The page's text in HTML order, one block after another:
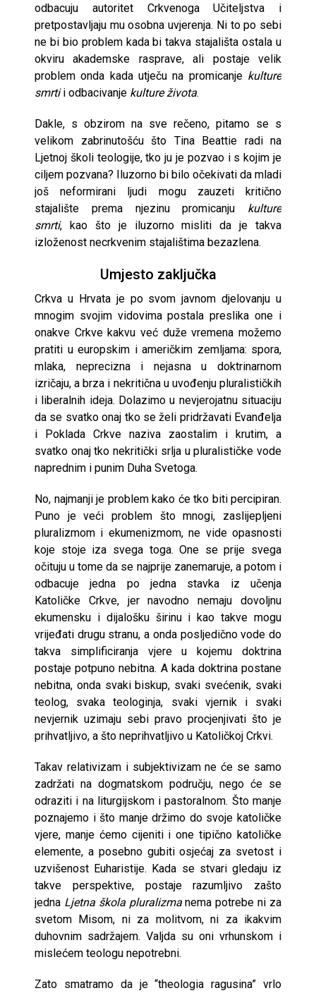
odbacuju autoritet Crkvenoga Učiteljstva i
pretpostavljaju mu osobna uvjerenja. Ni to po sebi
ne bi bio problem kada bi takva stajališta ostala u
okviru akademske rasprave, ali postaje velik
problem onda kada utječu na promicanje kulture
smrtii odbacivanje kulture života.
Dakle, s obzirom na sve rečeno, pitamo se s
velikom zabrinutošću što Tina Beattie radi na
Ljetnoj školi teologije, tko ju je pozvao i s kojim je
ciljem pozvana? Iluzorno bi bilo očekivati da mladi
još neformirani ljudi mogu zauzeti kritično
stajalište prema njezinu promicanju kulture
smrti, kao što je iluzorno misliti da je takva
izloženost necrkvenim stajalištima bezazlena.
Umjesto zaključka
Crkva u Hrvata je po svom javnom djelovanju u
mnogim svojim vidovima postala preslika one i
onakve Crkve kakvu već duže vremena možemo
pratiti u europskim i američkim zemljama: spora,
mlaka, neprecizna i nejasna u doktrinarnom
izričaju, a brza i nekritična u uvođenju pluralističkih
i liberalnih ideja. Dolazimo u nevjerojatnu situaciju
da se svatko onaj tko se želi pridržavati Evanđelja
i Poklada Crkve naziva zaostalim i krutim, a
svatko onaj tko nekritički srlja u pluralističke vode
naprednim i punim Duha Svetoga.
No, najmanji je problem kako će tko biti percipiran.
Puno je veći problem što mnogi, zaslijepljeni
pluralizmom i ekumenizmom, ne vide opasnosti
koje stoje iza svega toga. One se prije svega
očituju u tome da se najprije zanemaruje, a potom i
odbacuje jedna po jedna stavka iz učenja
Katoličke Crkve, jer navodno nemaju dovoljnu
ekumensku i dijalošku širinu i kao takve mogu
vrijeđati drugu stranu, a onda posljedično vode do
takva simplificiranja vjere u kojemu doktrina
postaje potpuno nebitna. A kada doktrina postane
nebitna, onda svaki biskup, svaki svećenik, svaki
teolog, svaka teologinja, svaki vjernik i svaki
nevjernik uzimaju sebi pravo procjenjivati što je
prihvatljivo, a što neprihvatljivo u Katoličkoj Crkvi.
Takav relativizam i subjektivizam ne će se samo
zadržati na dogmatskom području, nego će se
odraziti i na liturgijskom i pastoralnom. Što manje
poznajemo i što manje držimo do svoje katoličke
vjere, manje ćemo cijeniti i one tipično katoličke
elemente, a posebno gubiti osjećaj za svetost i
uzvišenost Euharistije. Kada se stvari gledaju iz
takve perspektive, postaje razumljivo zašto
jedna Ljetna škola pluralizmanema potrebe ni za
svetom Misom, ni za molitvom, ni za ikakvim
duhovnim sadržajem. Valjda su oni vrhunskom i
mislećem teologu nepotrebni.
Zato smatramo da je “theologia ragusina” vrlo